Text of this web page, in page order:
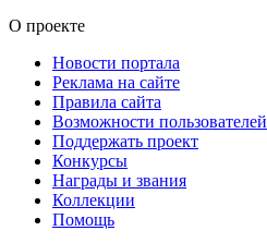
О проекте
Новости портала
Реклама на сайте
Правила сайта
Возможности пользователей
Поддержать проект
Конкурсы
Награды и звания
Коллекции
Помощь